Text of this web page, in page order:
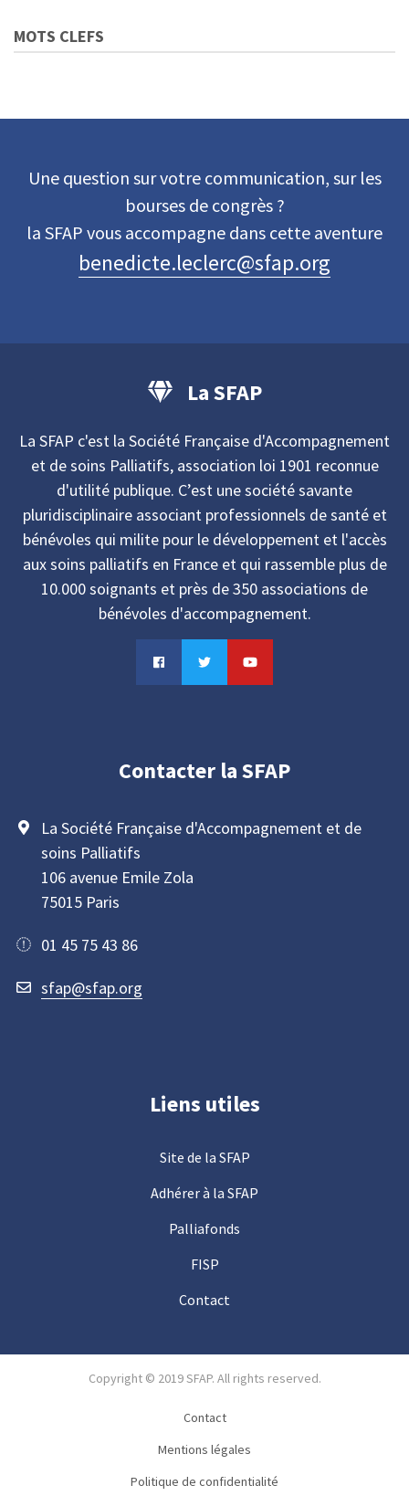
MOTS CLEFS
Une question sur votre communication, sur les
bourses de congrès ?
la SFAP vous accompagne dans cette aventure
benedicte.leclerc@sfap.org
La SFAP
La SFAP c'est la Société Française d'Accompagnement
et de soins Palliatifs, association loi 1901 reconnue
d'utilité publique. C’est une société savante
pluridisciplinaire associant professionnels de santé et
bénévoles qui milite pour le développement et l'accès
aux soins palliatifs en France et qui rassemble plus de
10.000 soignants et près de 350 associations de
bénévoles d'accompagnement.
Contacter la SFAP
La Société Française d'Accompagnement et de
soins Palliatifs
106 avenue Emile Zola
75015 Paris
01 45 75 43 86
sfap@sfap.org
Liens utiles
Site de la SFAP
Adhérer à la SFAP
Palliafonds
FISP
Contact
Copyright © 2019 SFAP. All rights reserved.
Contact
Mentions légales
Politique de confidentialité